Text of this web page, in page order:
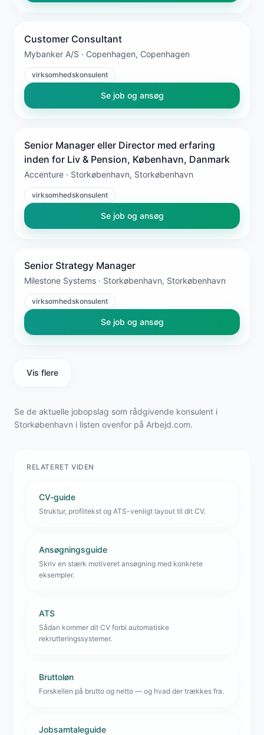
Customer Consultant
Mybanker A/S · Copenhagen, Copenhagen
virksomhedskonsulent
Se job og ansøg
Senior Manager eller Director med erfaring
inden for Liv & Pension, København, Danmark
Accenture · Storkøbenhavn, Storkøbenhavn
virksomhedskonsulent
Se job og ansøg
Senior Strategy Manager
Milestone Systems · Storkøbenhavn, Storkøbenhavn
virksomhedskonsulent
Se job og ansøg
Vis flere
Se de aktuelle jobopslag som rådgivende konsulent i
Storkøbenhavn i listen ovenfor på Arbejd.com.
RELATERET VIDEN
CV-guide
Struktur, profiltekst og ATS-venligt layout til dit CV.
Ansøgningsguide
Skriv en stærk motiveret ansøgning med konkrete
eksempler.
ATS
Sådan kommer dit CV forbi automatiske
rekrutteringssystemer.
Bruttoløn
Forskellen på brutto og netto — og hvad der trækkes fra.
Jobsamtaleguide